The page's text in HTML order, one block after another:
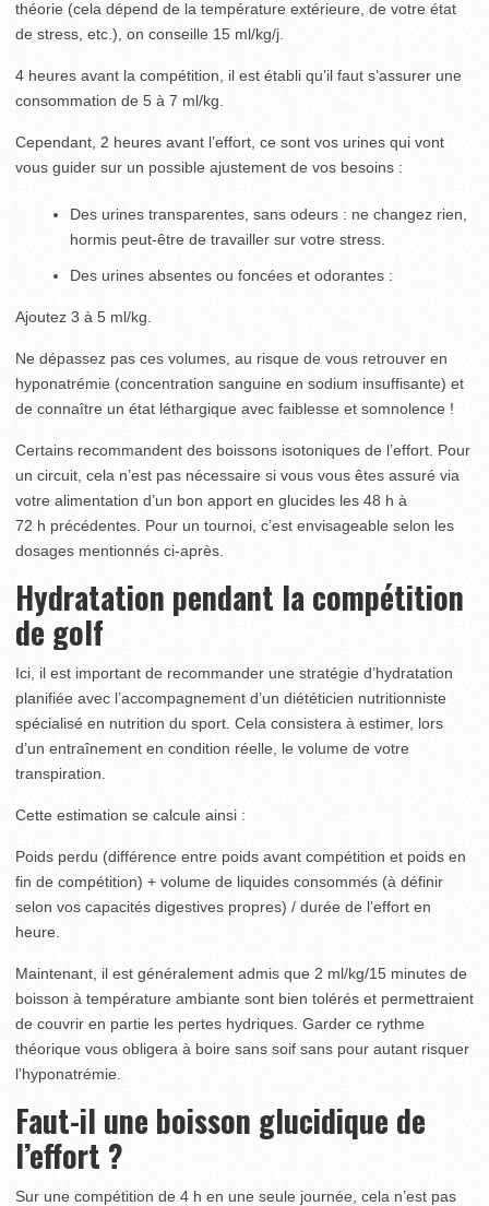
théorie (cela dépend de la température extérieure, de votre état
de stress, etc.), on conseille 15 ml/kg/j.
4 heures avant la compétition, il est établi qu’il faut s’assurer une
consommation de 5 à 7 ml/kg.
Cependant, 2 heures avant l’effort, ce sont vos urines qui vont
vous guider sur un possible ajustement de vos besoins :
Des urines transparentes, sans odeurs : ne changez rien,
hormis peut-être de travailler sur votre stress.
Des urines absentes ou foncées et odorantes :
Ajoutez 3 à 5 ml/kg.
Ne dépassez pas ces volumes, au risque de vous retrouver en
hyponatrémie (concentration sanguine en sodium insuffisante) et
de connaître un état léthargique avec faiblesse et somnolence !
Certains recommandent des boissons isotoniques de l’effort. Pour
un circuit, cela n’est pas nécessaire si vous vous êtes assuré via
votre alimentation d’un bon apport en glucides les 48 h à
72 h précédentes. Pour un tournoi, c’est envisageable selon les
dosages mentionnés ci-après.
Hydratation pendant la compétition
de golf
Ici, il est important de recommander une stratégie d’hydratation
planifiée avec l’accompagnement d’un diététicien nutritionniste
spécialisé en nutrition du sport. Cela consistera à estimer, lors
d’un entraînement en condition réelle, le volume de votre
transpiration.
Cette estimation se calcule ainsi :
Poids perdu (différence entre poids avant compétition et poids en
fin de compétition) + volume de liquides consommés (à définir
selon vos capacités digestives propres) / durée de l’effort en
heure.
Maintenant, il est généralement admis que 2 ml/kg/15 minutes de
boisson à température ambiante sont bien tolérés et permettraient
de couvrir en partie les pertes hydriques. Garder ce rythme
théorique vous obligera à boire sans soif sans pour autant risquer
l’hyponatrémie.
Faut-il une boisson glucidique de
l’effort ?
Sur une compétition de 4 h en une seule journée, cela n’est pas